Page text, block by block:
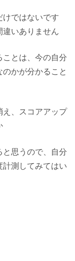
けではないです
違いありません
とは、今の自分
かが分かること
え、スコアアップ
と思うので、自分
測してみてはい